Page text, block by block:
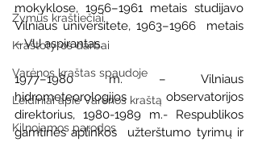
Žymūs kraštiečiai
Kraštotyros darbai
Varėnos kraštas spaudoje
Leidiniai apie Varėnos kraštą
Kilnojamos parodos
mokyklose, 1956–1961 metais studijavo
Vilniaus universitete, 1963–1966  metais
– VU aspirantas.
1977–1980 m. – Vilniaus
hidrometeorologijos  observatorijos
direktorius, 1980-1989 m.- Respublikos
gamtinės aplinkos  užterštumo tyrimų ir